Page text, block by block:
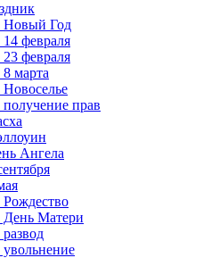
Новый Год
февраля
февраля
марта
Новоселье
получение прав
Ангела
Рождество
День Матери
увольнение